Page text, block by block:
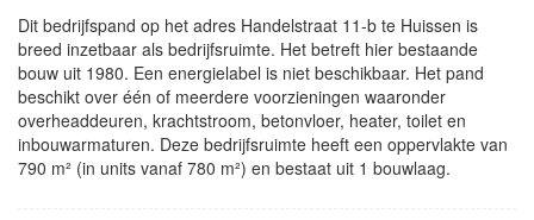
Dit bedrijfspand op het adres Handelstraat 11-b te Huissen is
breed inzetbaar als bedrijfsruimte. Het betreft hier bestaande
bouw uit 1980. Een energielabel is niet beschikbaar. Het pand
beschikt over één of meerdere voorzieningen waaronder
overheaddeuren, krachtstroom, betonvloer, heater, toilet en
inbouwarmaturen. Deze bedrijfsruimte heeft een oppervlakte van
790 m² (in units vanaf 780 m²) en bestaat uit 1 bouwlaag.